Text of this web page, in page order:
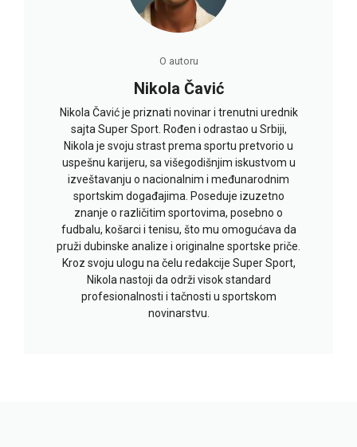
O autoru
Nikola Čavić
Nikola Čavić je priznati novinar i trenutni urednik
sajta Super Sport. Rođen i odrastao u Srbiji,
Nikola je svoju strast prema sportu pretvorio u
uspešnu karijeru, sa višegodišnjim iskustvom u
izveštavanju o nacionalnim i međunarodnim
sportskim događajima. Poseduje izuzetno
znanje o različitim sportovima, posebno o
fudbalu, košarci i tenisu, što mu omogućava da
pruži dubinske analize i originalne sportske priče.
Kroz svoju ulogu na čelu redakcije Super Sport,
Nikola nastoji da održi visok standard
profesionalnosti i tačnosti u sportskom
novinarstvu.